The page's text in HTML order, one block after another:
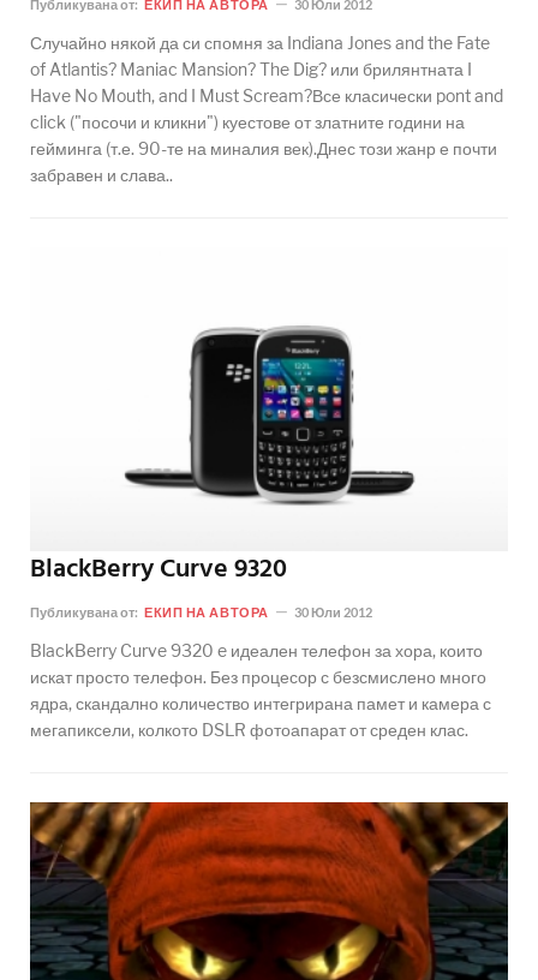
Публикувана от: ЕКИП НА АВТОРА 30 Юли 2012
Случайно някой да си спомня за Indiana Jones and the Fate
of Atlantis? Maniac Mansion? The Dig? или брилянтната I
Have No Mouth, and I Must Scream?Все класически pont and
click ("посочи и кликни") куестове от златните години на
гейминга (т.е. 90-те на миналия век).Днес този жанр е почти
забравен и слава..
BlackBerry Curve 9320
Публикувана от: ЕКИП НА АВТОРА 30 Юли 2012
BlackBerry Curve 9320 e идеален телефон за хора, които
искат просто телефон. Без процесор с безсмислено много
ядра, скандално количество интегрирана памет и камера с
мегапиксели, колкото DSLR фотоапарат от среден клас.